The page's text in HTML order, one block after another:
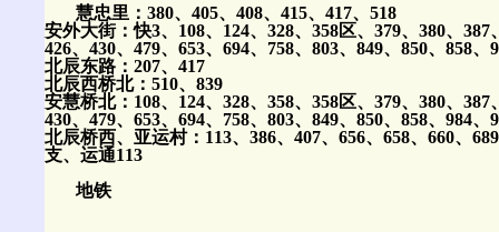
慧忠里：380、405、408、415、417、518
安外大街：快3、108、124、328、358区、379、380、387
426、430、479、653、694、758、803、849、850、858、
北辰东路：207、417
北辰西桥北：510、839
安慧桥北：108、124、328、358、358区、379、380、387
430、479、653、694、758、803、849、850、858、984、
北辰桥西、亚运村：113、386、407、656、658、660、
支、运通113
地铁